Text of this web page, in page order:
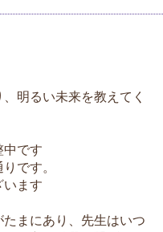
明るい未来を教えてく
です
です。
います
まにあり、先生はいつ